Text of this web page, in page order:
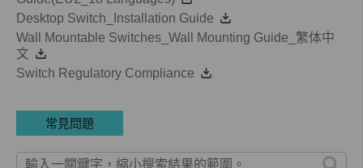
Desktop Switch_Installation Guide
Wall Mountable Switches_Wall Mounting Guide_繁体中
文
Switch Regulatory Compliance
常見問題